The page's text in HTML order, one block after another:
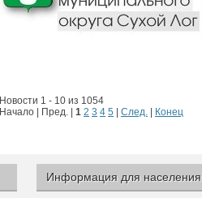
Новости 1 - 10 из 1054
Начало | Пред. | 1 2 3 4 5 След. Конец
Информация для населения